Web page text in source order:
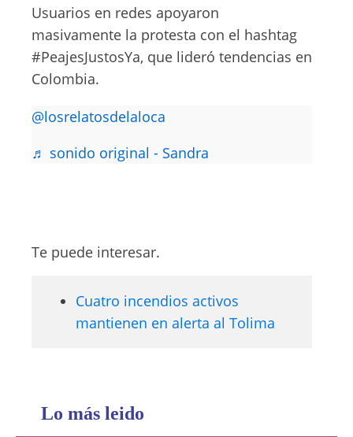
Usuarios en redes apoyaron
masivamente la protesta con el hashtag
#PeajesJustosYa, que lideró tendencias en
Colombia.
@losrelatosdelaloca
♬ sonido original - Sandra
Te puede interesar.
Cuatro incendios activos
mantienen en alerta al Tolima
Lo más leido